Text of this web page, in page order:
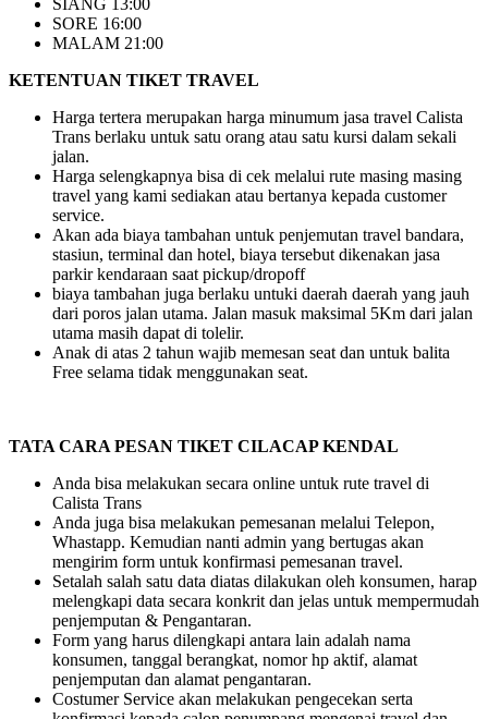
SIANG 13:00
SORE 16:00
MALAM 21:00
KETENTUAN TIKET TRAVEL
Harga tertera merupakan harga minumum jasa travel Calista
Trans berlaku untuk satu orang atau satu kursi dalam sekali
jalan.
Harga selengkapnya bisa di cek melalui rute masing masing
travel yang kami sediakan atau bertanya kepada customer
service.
Akan ada biaya tambahan untuk penjemutan travel bandara,
stasiun, terminal dan hotel, biaya tersebut dikenakan jasa
parkir kendaraan saat pickup/dropoff
biaya tambahan juga berlaku untuki daerah daerah yang jauh
dari poros jalan utama. Jalan masuk maksimal 5Km dari jalan
utama masih dapat di tolelir.
Anak di atas 2 tahun wajib memesan seat dan untuk balita
Free selama tidak menggunakan seat.
TATA CARA PESAN TIKET CILACAP KENDAL
Anda bisa melakukan secara online untuk rute travel di
Calista Trans
Anda juga bisa melakukan pemesanan melalui Telepon,
Whastapp. Kemudian nanti admin yang bertugas akan
mengirim form untuk konfirmasi pemesanan travel.
Setalah salah satu data diatas dilakukan oleh konsumen, harap
melengkapi data secara konkrit dan jelas untuk mempermudah
penjemputan & Pengantaran.
Form yang harus dilengkapi antara lain adalah nama
konsumen, tanggal berangkat, nomor hp aktif, alamat
penjemputan dan alamat pengantaran.
Costumer Service akan melakukan pengecekan serta